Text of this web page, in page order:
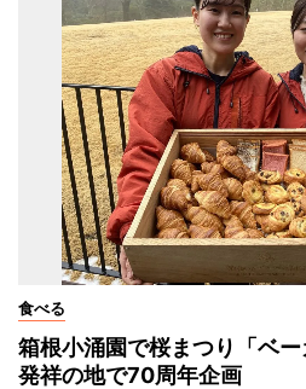
食べる
箱根小涌園で桜まつり「ベ
発祥の地で70周年企画